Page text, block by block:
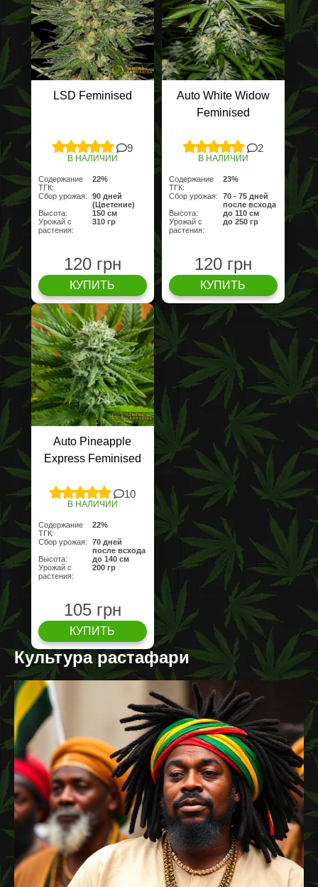
LSD Feminised
9
В НАЛИЧИИ
Содержание
ТГК:
22%
Сбор урожая:
90 дней
(Цветение)
Высота:
150 см
Урожай с
растения:
310 гр
120 грн
КУПИТЬ
Auto White Widow
Feminised
2
В НАЛИЧИИ
Содержание
ТГК:
23%
Сбор урожая:
70 - 75 дней
после всхода
Высота:
до 110 см
Урожай с
растения:
до 250 гр
120 грн
КУПИТЬ
Auto Pineapple
Express Feminised
10
В НАЛИЧИИ
Содержание
ТГК:
22%
Сбор урожая:
70 дней
после всхода
Высота:
до 140 см
Урожай с
растения:
200 гр
105 грн
КУПИТЬ
Культура растафари